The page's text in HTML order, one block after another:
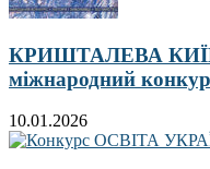
КРИШТАЛЕВА
міжнародний
10.01.2026